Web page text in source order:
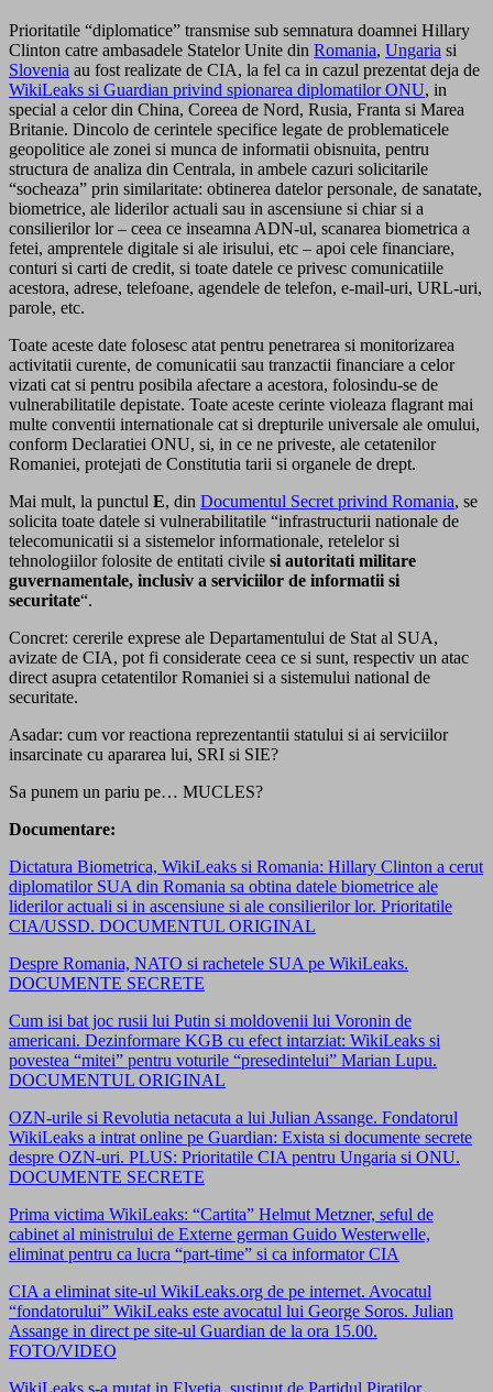
Prioritatile “diplomatice” transmise sub semnatura doamnei Hillary
Clinton catre ambasadele Statelor Unite din Romania, Ungaria si
Slovenia au fost realizate de CIA, la fel ca in cazul prezentat deja de
WikiLeaks si Guardian privind spionarea diplomatilor ONU, in
special a celor din China, Coreea de Nord, Rusia, Franta si Marea
Britanie. Dincolo de cerintele specifice legate de problematicele
geopolitice ale zonei si munca de informatii obisnuita, pentru
structura de analiza din Centrala, in ambele cazuri solicitarile
“socheaza” prin similaritate: obtinerea datelor personale, de sanatate,
biometrice, ale liderilor actuali sau in ascensiune si chiar si a
consilierilor lor – ceea ce inseamna ADN-ul, scanarea biometrica a
fetei, amprentele digitale si ale irisului, etc – apoi cele financiare,
conturi si carti de credit, si toate datele ce privesc comunicatiile
acestora, adrese, telefoane, agendele de telefon, e-mail-uri, URL-uri,
parole, etc.
Toate aceste date folosesc atat pentru penetrarea si monitorizarea
activitatii curente, de comunicatii sau tranzactii financiare a celor
vizati cat si pentru posibila afectare a acestora, folosindu-se de
vulnerabilitatile depistate. Toate aceste cerinte violeaza flagrant mai
multe conventii internationale cat si drepturile universale ale omului,
conform Declaratiei ONU, si, in ce ne priveste, ale cetatenilor
Romaniei, protejati de Constitutia tarii si organele de drept.
Mai mult, la punctul E, din Documentul Secret privind Romania, se
solicita toate datele si vulnerabilitatile “infrastructurii nationale de
telecomunicatii si a sistemelor informationale, retelelor si
tehnologiilor folosite de entitati civile si autoritati militare
guvernamentale, inclusiv a serviciilor de informatii si
securitate“.
Concret: cererile exprese ale Departamentului de Stat al SUA,
avizate de CIA, pot fi considerate ceea ce si sunt, respectiv un atac
direct asupra cetatentilor Romaniei si a sistemului national de
securitate.
Asadar: cum vor reactiona reprezentantii statului si ai serviciilor
insarcinate cu apararea lui, SRI si SIE?
Sa punem un pariu pe… MUCLES?
Documentare:
Dictatura Biometrica, WikiLeaks si Romania: Hillary Clinton a cerut
diplomatilor SUA din Romania sa obtina datele biometrice ale
liderilor actuali si in ascensiune si ale consilierilor lor. Prioritatile
CIA/USSD. DOCUMENTUL ORIGINAL
Despre Romania, NATO si rachetele SUA pe WikiLeaks.
DOCUMENTE SECRETE
Cum isi bat joc rusii lui Putin si moldovenii lui Voronin de
americani. Dezinformare KGB cu efect intarziat: WikiLeaks si
povestea “mitei” pentru voturile “presedintelui” Marian Lupu.
DOCUMENTUL ORIGINAL
OZN-urile si Revolutia netacuta a lui Julian Assange. Fondatorul
WikiLeaks a intrat online pe Guardian: Exista si documente secrete
despre OZN-uri. PLUS: Prioritatile CIA pentru Ungaria si ONU.
DOCUMENTE SECRETE
Prima victima WikiLeaks: “Cartita” Helmut Metzner, seful de
cabinet al ministrului de Externe german Guido Westerwelle,
eliminat pentru ca lucra “part-time” si ca informator CIA
CIA a eliminat site-ul WikiLeaks.org de pe internet. Avocatul
“fondatorului” WikiLeaks este avocatul lui George Soros. Julian
Assange in direct pe site-ul Guardian de la ora 15.00.
FOTO/VIDEO
WikiLeaks s-a mutat in Elvetia, sustinut de Partidul Piratilor.